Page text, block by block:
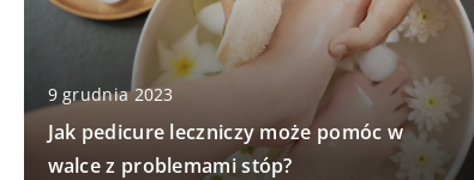
9 grudnia 2023
Jak pedicure leczniczy może pomóc w
walce z problemami stóp?